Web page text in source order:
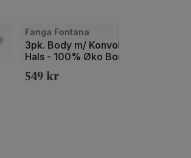
Fanga Fontana
3pk. Body m/ Konvolutt
Hals - 100% Øko Bomull |
549kr